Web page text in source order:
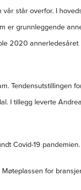
står overfor. I
er grunnleggende
2020
Tendensutstillingen
I tillegg leverte
Covid-19 pandemien.
for